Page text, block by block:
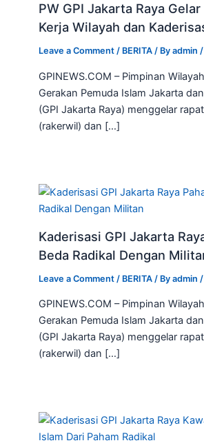
PW GPI Jakarta Raya Gelar
Kerja Wilayah dan
Leave a Comment / BERITA / Byadmin/
GPINEWS.COM – Pimpinan
Gerakan Pemuda Islam Jakarta
(GPI Jakarta Raya) menggelar
(rakerwil) dan […]
Kaderisasi GPI Jakarta
Beda Radikal Dengan
Leave a Comment / BERITA / Byadmin /
GPINEWS.COM – Pimpinan
Gerakan Pemuda Islam Jakarta
(GPI Jakarta Raya) menggelar
(rakerwil) dan […]